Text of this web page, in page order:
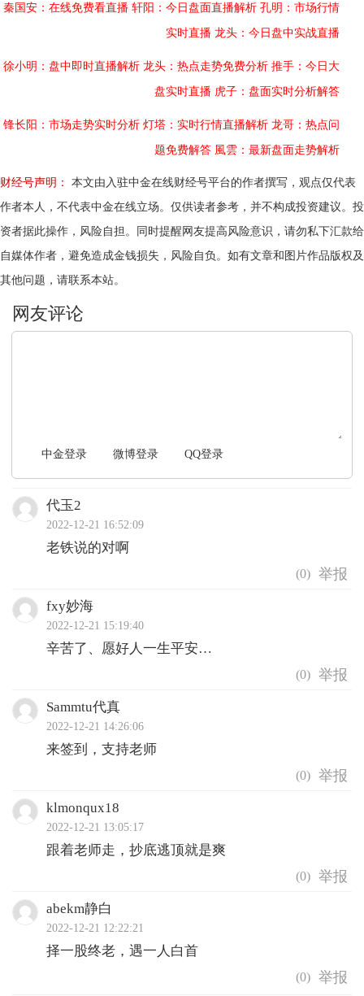
秦国安：在线免费看直播 轩阳：今日盘面直播解析 孔明：市场行情
实时直播 龙头：今日盘中实战直播
徐小明：盘中即时直播解析 龙头：热点走势免费分析 推手：今日大
盘实时直播 虎子：盘面实时分析解答
锋长阳：市场走势实时分析 灯塔：实时行情直播解析 龙哥：热点问
题免费解答 風雲：最新盘面走势解析
财经号声明：
本文由入驻中金在线财经号平台的作者撰写，观点仅代表
作者本人，不代表中金在线立场。仅供读者参考，并不构成投资建议。投
资者据此操作，风险自担。同时提醒网友提高风险意识，请勿私下汇款给
自媒体作者，避免造成金钱损失，风险自负。如有文章和图片作品版权及
其他问题，请联系本站。
中金登录 微博登录 QQ登录
代玉2
2022-12-21 16:52:09
老铁说的对啊
(0)
fxy妙海
2022-12-21 15:19:40
辛苦了、愿好人一生平安…
(0)
Sammtu代真
2022-12-21 14:26:06
来签到，支持老师
(0)
klmonqux18
2022-12-21 13:05:17
跟着老师走，抄底逃顶就是爽
(0)
abekm静白
2022-12-21 12:22:21
择一股终老，遇一人白首
(0)